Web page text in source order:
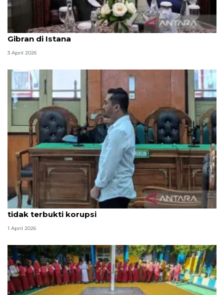
Seskab Teddy silaturahmi Idul Fitri ke Wapres
Gibran di Istana
3 April 2026
Hakim PN Medan vonis bebas Amsal Sitepu karena
tidak terbukti korupsi
1 April 2026